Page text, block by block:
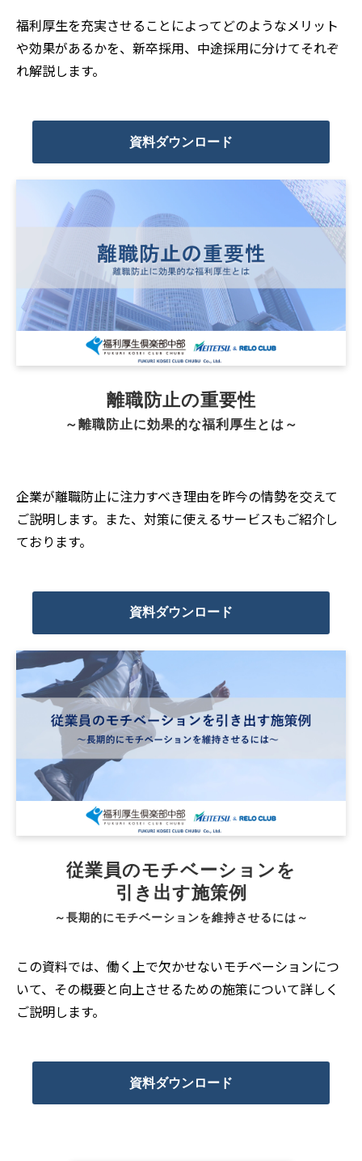
福利厚生を充実させることによってどのようなメリット
や効果があるかを、新卒採用、中途採用に分けてそれぞ
れ解説します。
資料ダウンロード
離職防止の重要性
～離職防止に効果的な福利厚生とは～
企業が離職防止に注力すべき理由を昨今の情勢を交えて
ご説明します。また、対策に使えるサービスもご紹介し
ております。
資料ダウンロード
従業員のモチベーションを
引き出す施策例
～長期的にモチベーションを維持させるには～
この資料では、働く上で欠かせないモチベーションにつ
いて、その概要と向上させるための施策について詳しく
ご説明します。
資料ダウンロード